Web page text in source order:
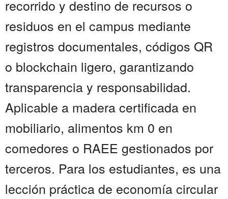
recorrido y destino de recursos o
residuos en el campus mediante
registros documentales, códigos QR
o blockchain ligero, garantizando
transparencia y responsabilidad.
Aplicable a madera certificada en
mobiliario, alimentos km 0 en
comedores o RAEE gestionados por
terceros. Para los estudiantes, es una
lección práctica de economía circular